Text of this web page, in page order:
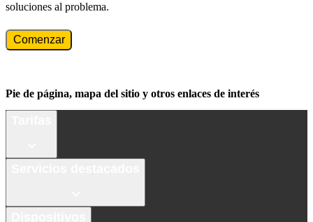
soluciones al problema.
Comenzar
Pie de página, mapa del sitio y otros enlaces de interés